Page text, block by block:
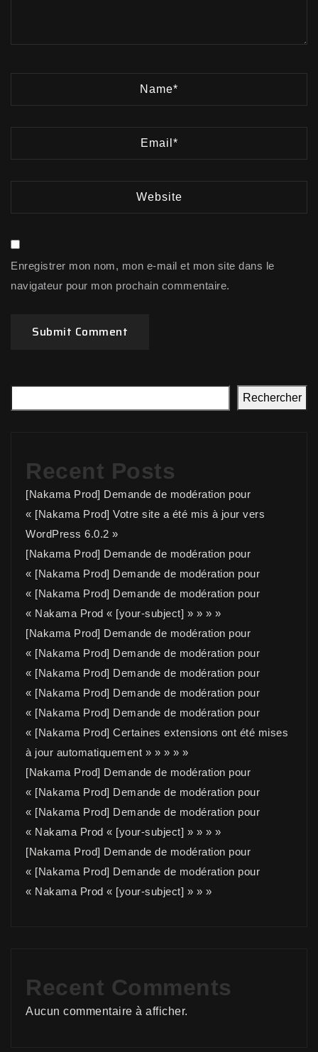
Enregistrer mon nom, mon e-mail et mon site dans le
navigateur pour mon prochain commentaire.
Submit Comment
Rechercher
Recent Posts
[Nakama Prod] Demande de modération pour
« [Nakama Prod] Votre site a été mis à jour vers
WordPress 6.0.2 »
[Nakama Prod] Demande de modération pour
« [Nakama Prod] Demande de modération pour
« [Nakama Prod] Demande de modération pour
« Nakama Prod « [your-subject] » » » »
[Nakama Prod] Demande de modération pour
« [Nakama Prod] Demande de modération pour
« [Nakama Prod] Demande de modération pour
« [Nakama Prod] Demande de modération pour
« [Nakama Prod] Demande de modération pour
« [Nakama Prod] Certaines extensions ont été mises
à jour automatiquement » » » » »
[Nakama Prod] Demande de modération pour
« [Nakama Prod] Demande de modération pour
« [Nakama Prod] Demande de modération pour
« Nakama Prod « [your-subject] » » » »
[Nakama Prod] Demande de modération pour
« [Nakama Prod] Demande de modération pour
« Nakama Prod « [your-subject] » » »
Recent Comments
Aucun commentaire à afficher.